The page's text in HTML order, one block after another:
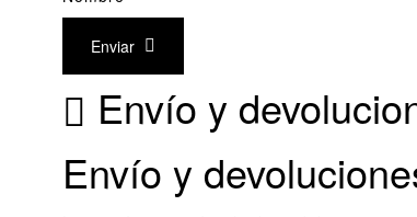
Enviar
Envío y
Envío y